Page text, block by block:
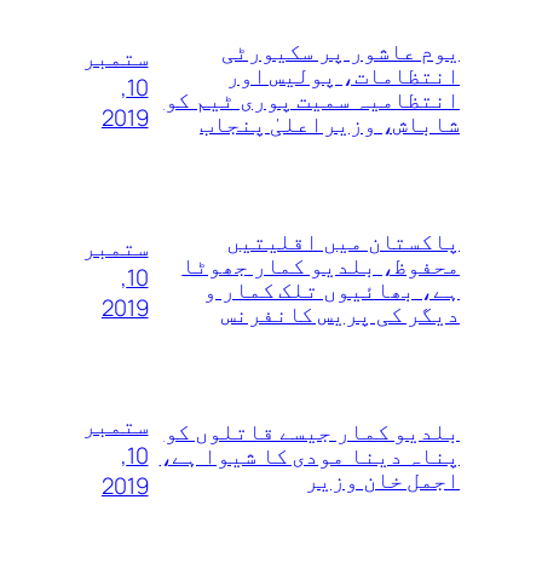
یوم عاشور پر سکیورٹی
انتظامات، پولیس اور
انتظامیہ سمیت پوری ٹیم کو
شاباش، وزیراعلیٰ پنجاب
ستمبر
10,
2019
پاکستان میں اقلیتیں
محفوظ، بلدیو کمار جھوٹا
ہے، بھائیوں تلک کمار و
دیگر کی پریس کانفرنس
ستمبر
10,
2019
بلدیو کمار جیسے قاتلوں‌ کو
پناہ دینا مودی کا شیوا ہے،
اجمل خان وزیر
ستمبر
10,
2019